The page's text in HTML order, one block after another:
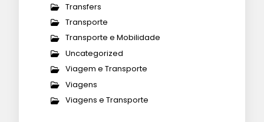
Transfers
Transporte
Transporte e Mobilidade
Uncategorized
Viagem e Transporte
Viagens
Viagens e Transporte